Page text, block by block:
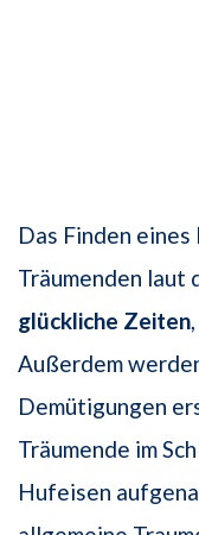
Das Finden
Träumenden laut
glückliche Zeiten
Außerdem
Demütigungen
Träumende im
Hufeisen